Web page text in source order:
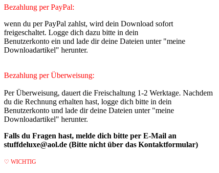
Bezahlung per PayPal:
wenn du per PayPal zahlst, wird dein Download sofort
freigeschaltet. Logge dich dazu bitte in dein
Benutzerkonto ein und lade dir deine Dateien unter "meine
Downloadartikel" herunter.
Bezahlung per Überweisung:
Per Überweisung, dauert die Freischaltung 1-2 Werktage. Nachdem
du die Rechnung erhalten hast, logge dich bitte in dein
Benutzerkonto und lade dir deine Dateien unter "meine
Downloadartikel" herunter.
Falls du Fragen hast, melde dich bitte per E-Mail an
stuffdeluxe@aol.de (Bitte nicht über das Kontaktformular)
♡ WICHTIG